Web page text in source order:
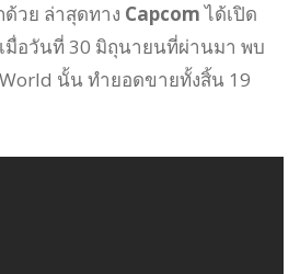
วย ล่าสุดทาง Capcomได้เปิด
มื่อวันที่ 30 มิถุนายนที่ผ่านมา พบ
นั้น ทำยอดขายทั้งสิ้น 19